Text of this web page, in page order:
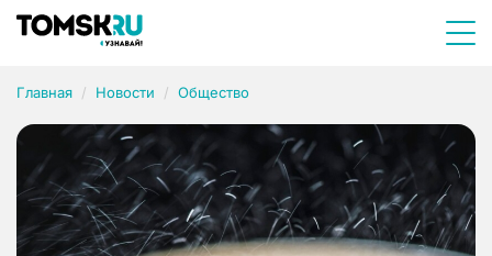
Главная Новости Общество